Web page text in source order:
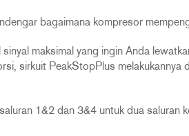
bagaimana kompresor
maksimal yang ingin Anda
sirkuit PeakStopPlus melakukannya
1&2 dan 3&4 untuk dua saluran